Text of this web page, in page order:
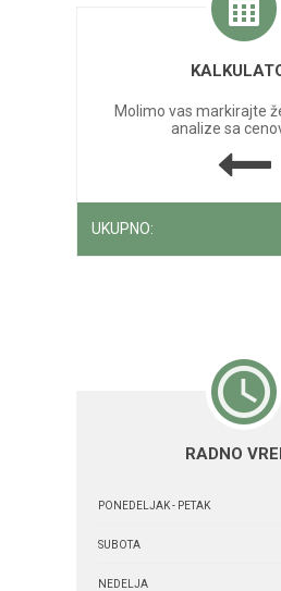
Molimo vas markirajte
analize sa
UKUPNO:
RADNO
PONEDELJAK - PETAK
SUBOTA
NEDELJA